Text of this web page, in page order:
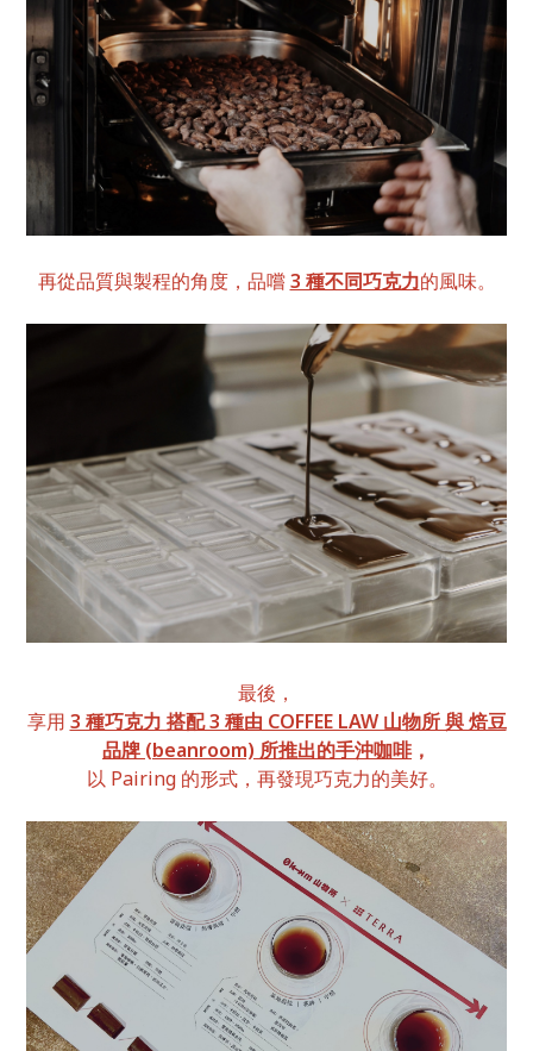
再從品質與製程的角度，品嚐3 種不同巧克力的風味。
最後，
享用 3 種巧克力 搭配 3 種由 COFFEE LAW 山物所 與 焙豆
品牌 (beanroom) 所推出的手沖咖啡，
以 Pairing 的形式，再發現巧克力的美好。